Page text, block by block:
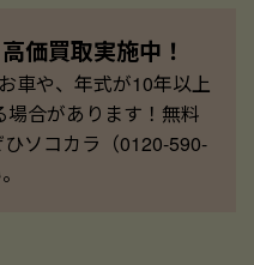
価買取実施中！
車や、年式が10年以上
合があります！無料
ソコカラ（0120-590-